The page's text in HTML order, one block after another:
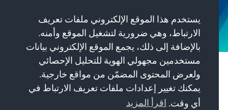
Jetzt abonnieren
مهمتنا
معلومات الاتصال
يستخدم هذا الموقع الإلكتروني ملفات تعريف
الارتباط، وهي ضرورية لتشغيل الموقع وأمنه.
بالإضافة إلى ذلك، يجمع الموقع الإلكتروني بيانات
مستخدمين مجهولي الهوية للتحليل الإحصائي
ولعرض المحتوى المضمّن من مواقع خارجية.
يمكنك تغيير إعدادات ملفات تعريف الارتباط في
أي وقت. اقرأ المزيد